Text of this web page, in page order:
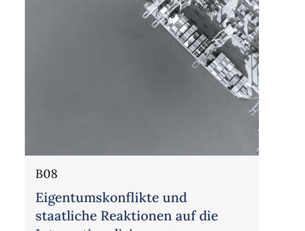
B08
Eigentumskonflikte und
staatliche Reaktionen auf die